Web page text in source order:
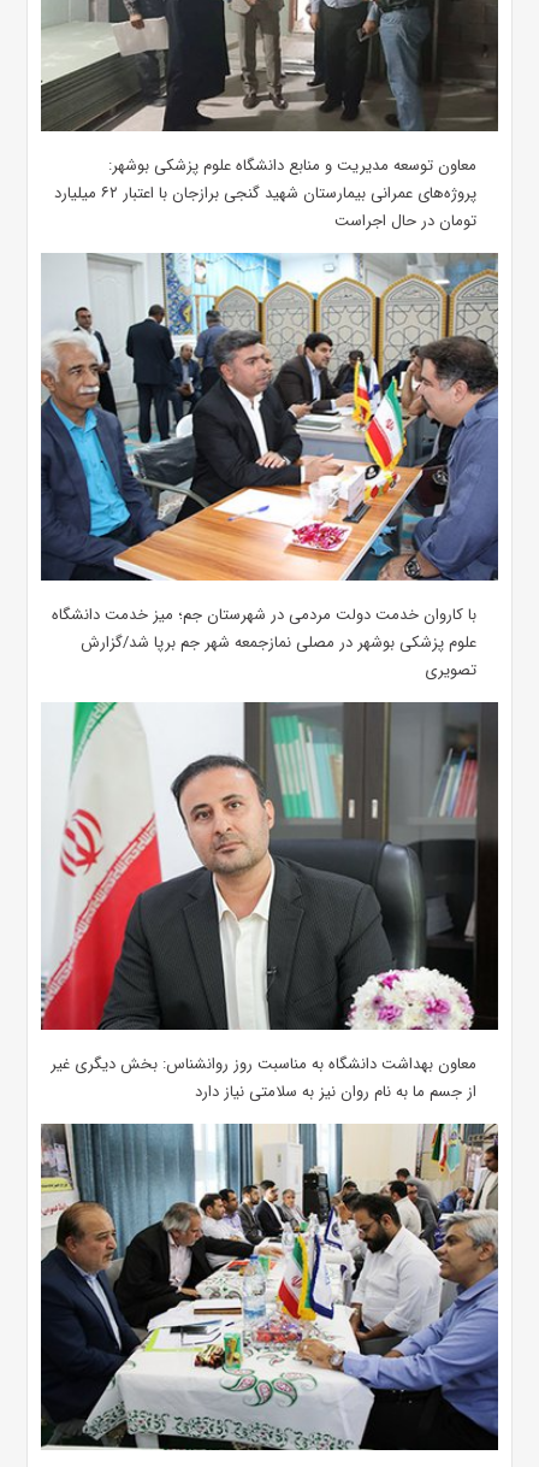
معاون توسعه مدیریت و منابع دانشگاه علوم پزشکی بوشهر:
پروژه‌های عمرانی بیمارستان شهید گنجی برازجان با اعتبار ۶۲ میلیارد
تومان در حال اجراست
با کاروان خدمت دولت مردمی در شهرستان جم؛ میز خدمت دانشگاه
علوم پزشکی بوشهر در مصلی نمازجمعه شهر جم برپا شد/گزارش
تصویری
معاون بهداشت دانشگاه به مناسبت روز روانشناس: بخش دیگری غیر
از جسم ما به نام روان نیز به سلامتی نیاز دارد